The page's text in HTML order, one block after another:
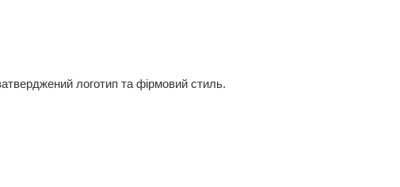
логотип та фірмовий стиль.